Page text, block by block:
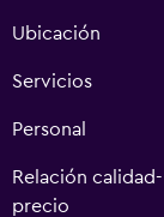
Ubicación
Servicios
Personal
Relación calidad-
precio